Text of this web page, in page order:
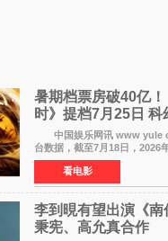
暑期档票房破40亿
时》提档7月25日
中国娱乐网讯 www yule com cn
台数据，截至7月18日，2026
（含预售）已正式突破40亿元
也随之逼近197亿元。超百部
点燃了盛夏的电
看电影
李到晛有望出演《南
秉宪、高允真合作